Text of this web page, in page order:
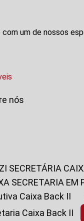
um de nossos
nós
SECRETÁRIA
SECRETARIA EM
Caixa Back II
Caixa Back II